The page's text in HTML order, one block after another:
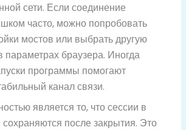
сети. Если соединение
часто, можно попробовать
мостов или выбрать другую
параметрах браузера. Иногда
программы помогают
канал связи.
является то, что сессии в
после закрытия. Это